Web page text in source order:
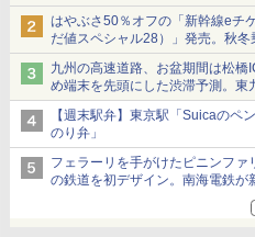
ショーツは1990円に
はやぶさ50％オフの「新幹線eチ
だ値スペシャル28）」発売。秋冬
ねっと限定
九州の高速道路、お盆期間は松橋
め端末を先頭にした渋滞予測。東
回は料金調整を実施
【週末駅弁】東京駅「Suicaのペ
のり弁」
フェラーリを手がけたピニンファ
の鉄道を初デザイン。南海電鉄が